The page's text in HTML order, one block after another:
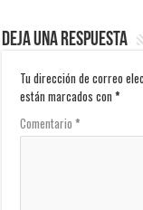
Deja una respuesta
Tu dirección de correo
están marcados con*
Comentario*